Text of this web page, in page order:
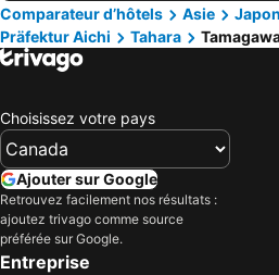
Comparateur d’hôtels
Asie Japon
Präfektur Aichi
Tahara
Choisissez votre pays
Ajouter sur Google
Retrouvez facilement nos résultats :
ajoutez trivago comme source
préférée sur Google.
Entreprise